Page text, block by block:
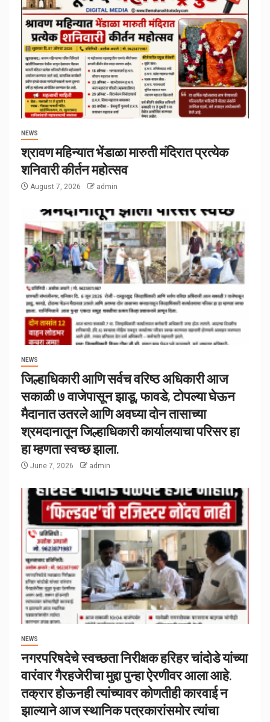
NEWS
श्रावण महिन्यात भेंडाळा मारुती मंदिरात प्रत्येक
शनिवारी कीर्तन महोत्सव
August 7, 2026 admin
NEWS
जिल्हाधिकारी आणि सर्वच वरिष्ठ अधिकारी आज
सकाळी ७ वाजेपासून झाडू, फावडे, टोपल्या घेऊन
मैदानात उतरले आणि अवघ्या दोन तासाच्या
श्रमदानातून जिल्हाधिकारी कार्यालयाचा परिसर हा
हा म्हणता स्वच्छ झाला.
June 7, 2026 admin
NEWS
नगरपरिषदेचे स्वच्छता निरीक्षक हरिहर चांदोडे यांच्या
वारंवार गैरहजेरीचा मुद्दा पुन्हा ऐरणीवर आला आहे.
तक्रार होऊनही त्यांच्यावर कोणतीही कारवाई न
झाल्याने आज स्थानिक पत्रकारांसमोर त्यांचा